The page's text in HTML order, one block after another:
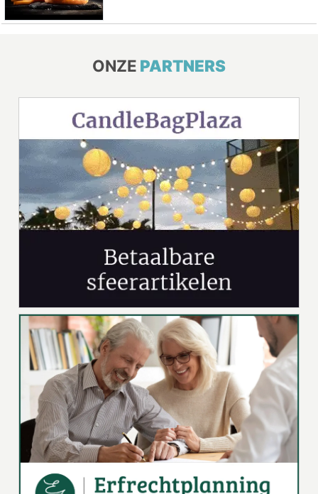
ONZE PARTNERS